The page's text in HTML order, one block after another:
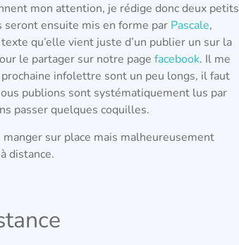
mon attention, je rédige donc deux petits
seront ensuite mis en forme par Pascale,
qu’elle vient juste d’un publier un sur la
le partager sur notre page facebook. Il me
infolettre sont un peu longs, il faut
publions sont systématiquement lus par
passer quelques coquilles.
sur place mais malheureusement
distance.